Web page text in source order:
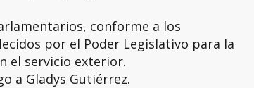
conforme a los
por el Poder Legislativo para la
el servicio exterior.
a Gladys Gutiérrez.